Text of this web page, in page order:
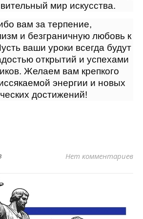
мир искусства.
вам за терпение,
и безграничную любовь к
ваши уроки всегда будут
открытий и успехами
Желаем вам крепкого
энергии и новых
достижений!
Нет комментариев